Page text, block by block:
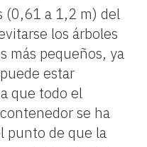
(0,61 a 1,2 m) del
los árboles
más pequeños, ya
estar
que todo el
se ha
punto de que la